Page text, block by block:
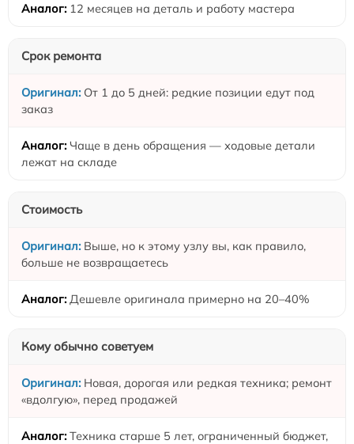
12 месяцев на деталь и работу мастера
Срок ремонта
От 1 до 5 дней: редкие позиции едут под
заказ
Чаще в день обращения — ходовые детали
лежат на складе
Стоимость
Выше, но к этому узлу вы, как правило,
больше не возвращаетесь
Дешевле оригинала примерно на 20–40%
Кому обычно советуем
Новая, дорогая или редкая техника; ремонт
«вдолгую», перед продажей
Техника старше 5 лет, ограниченный бюджет,